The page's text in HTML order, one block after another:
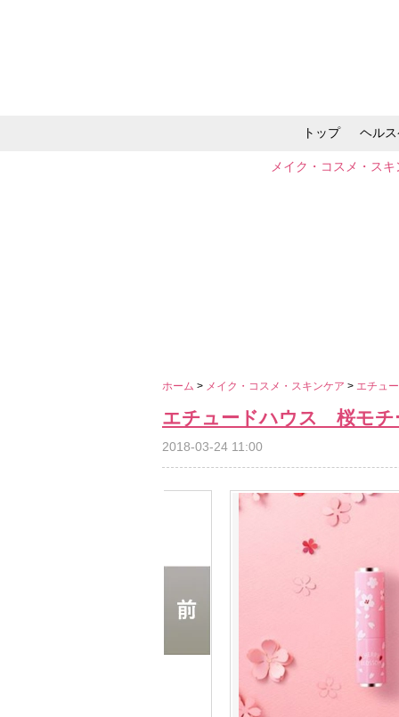
トップ ヘル
メイク・コスメ・ス
ホーム > メイク・コスメ・スキンケア > エチュ
エチュードハウス 桜モチ
2018-03-24 11:00